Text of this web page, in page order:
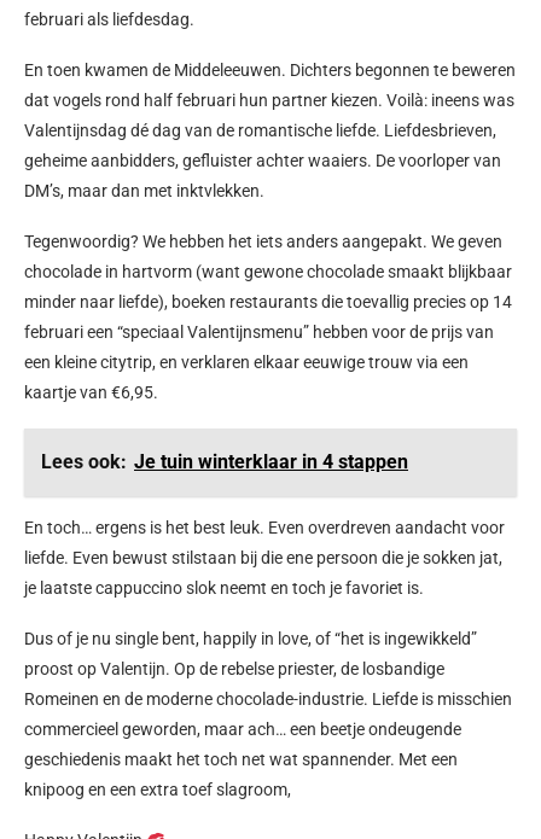
februari als liefdesdag.
En toen kwamen de Middeleeuwen. Dichters begonnen te beweren
dat vogels rond half februari hun partner kiezen. Voilà: ineens was
Valentijnsdag dé dag van de romantische liefde. Liefdesbrieven,
geheime aanbidders, gefluister achter waaiers. De voorloper van
DM’s, maar dan met inktvlekken.
Tegenwoordig? We hebben het iets anders aangepakt. We geven
chocolade in hartvorm (want gewone chocolade smaakt blijkbaar
minder naar liefde), boeken restaurants die toevallig precies op 14
februari een “speciaal Valentijnsmenu” hebben voor de prijs van
een kleine citytrip, en verklaren elkaar eeuwige trouw via een
kaartje van €6,95.
Lees ook: Je tuin winterklaar in 4 stappen
En toch… ergens is het best leuk. Even overdreven aandacht voor
liefde. Even bewust stilstaan bij die ene persoon die je sokken jat,
je laatste cappuccino slok neemt en toch je favoriet is.
Dus of je nu single bent, happily in love, of “het is ingewikkeld”
proost op Valentijn. Op de rebelse priester, de losbandige
Romeinen en de moderne chocolade-industrie. Liefde is misschien
commercieel geworden, maar ach… een beetje ondeugende
geschiedenis maakt het toch net wat spannender. Met een
knipoog en een extra toef slagroom,